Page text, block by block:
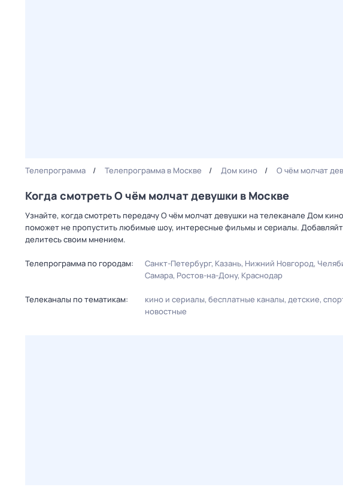
Телепрограмма Телепрограмма в Москве Дом кино О чём молчат
Когда смотреть О чём молчат девушки в Москве
Узнайте, когда смотреть передачу О чём молчат девушки на телеканале Дом
поможет не пропустить любимые шоу, интересные фильмы и сериалы.
делитесь своим мнением.
Телепрограмма по городам: Санкт-Петербург Казань Нижний Новгород
Самара Ростов-на-Дону Краснодар
Телеканалы по тематикам: кино и сериалы бесплатные каналы детские
новостные